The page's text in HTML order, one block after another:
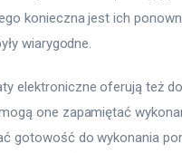
konieczna jest ich
wiarygodne.
elektroniczne oferują też
one zapamiętać
gotowość do wykonania